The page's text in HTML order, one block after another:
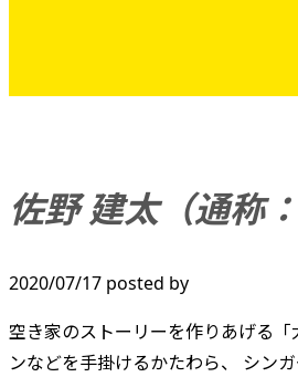
佐野 建太（通称
2020/07/17 posted by
空き家のストーリーを作りあげる
ンなどを手掛けるかたわら、 シン